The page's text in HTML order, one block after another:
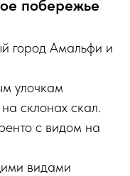
побережье
город Амальфи и
улочкам
склонах скал.
с видом на
видами